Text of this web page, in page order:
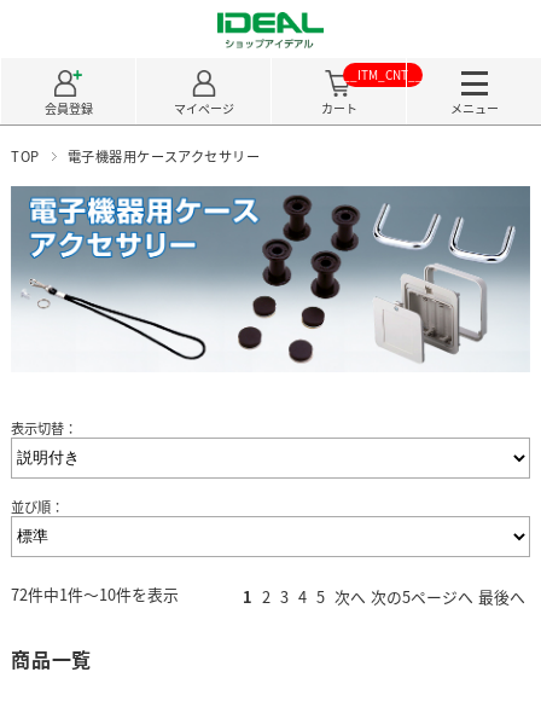
会員登録 マイページ カート
__ITM_CNT__
メニュー
TOP 電子機器用ケースアクセサリー
表示切替：
並び順：
72件中1件～10件を表示 1 2 3 4 5 次へ 次の5ページへ 最後へ
商品一覧